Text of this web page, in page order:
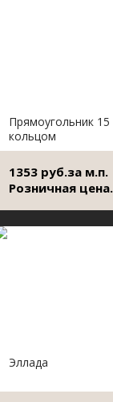
Прямоугольник 15
кольцом
1353 руб.за м.п.
Розничная цена.
Эллада